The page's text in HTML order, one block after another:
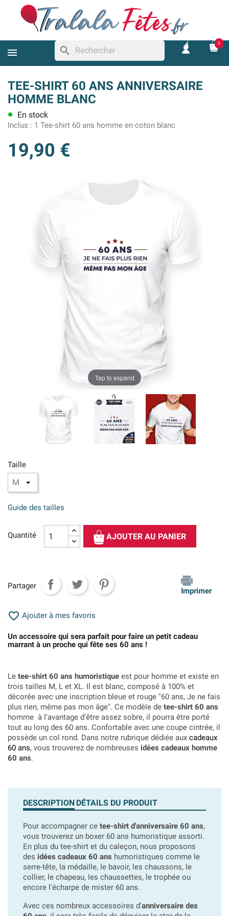
search
0
TEE-SHIRT 60 ANS ANNIVERSAIRE
HOMME BLANC
lens En stock
Inclus : 1 Tee-shirt 60 ans homme en coton blanc
19,90 €
Tap to expand
Taille
Guide des tailles
Quantité AJOUTER AU PANIER
Partager
Imprimer
 Ajouter à mes favoris
Un accessoire qui sera parfait pour faire un petit cadeau
marrant à un proche qui fête ses 60 ans !
Le tee-shirt 60 ans humoristique est pour homme et existe en
trois tailles M, L et XL. Il est blanc, composé à 100% et
décorée avec une inscription bleue et rouge "60 ans, Je ne fais
plus rien, même pas mon âge". Ce modèle de tee-shirt 60 ans
homme à l'avantage d'être assez sobre, il pourra être porté
tout au long des 60 ans. Confortable avec une coupe cintrée, il
possède un col rond. Dans notre rubrique dédiée aux cadeaux
60 ans, vous trouverez de nombreuses idées cadeaux homme
60 ans.
DESCRIPTION DÉTAILS DU PRODUIT
Pour accompagner ce tee-shirt d'anniversaire 60 ans,
vous trouverez un boxer 60 ans humoristique assorti.
En plus du tee-shirt et du caleçon, nous proposons
des idées cadeaux 60 ans humoristiques comme le
serre-tête, la médaille, le bavoir, les chaussons, le
collier, le chapeau, les chaussettes, le trophée ou
encore l'écharpe de mister 60 ans.
Avec ces nombreux accessoires d'anniversaire des